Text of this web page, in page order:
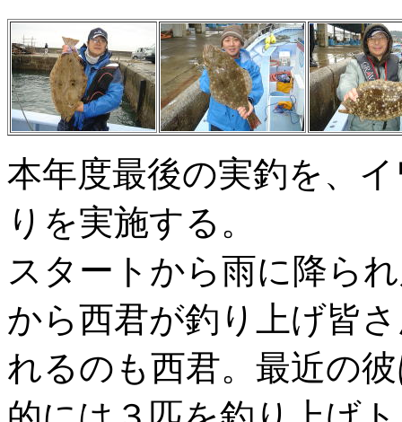
本年度最後の実釣を、
りを実施する。
スタートから雨に降ら
から西君が釣り上げ皆
れるのも西君。最近の